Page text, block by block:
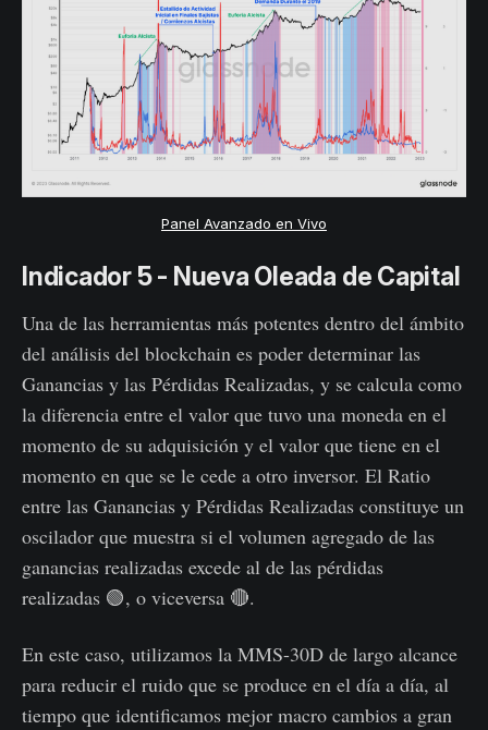
Panel Avanzado en Vivo
Indicador 5 - Nueva Oleada de Capital
Una de las herramientas más potentes dentro del ámbito
del análisis del blockchain es poder determinar las
Ganancias y las Pérdidas Realizadas, y se calcula como
la diferencia entre el valor que tuvo una moneda en el
momento de su adquisición y el valor que tiene en el
momento en que se le cede a otro inversor. El Ratio
entre las Ganancias y Pérdidas Realizadas constituye un
oscilador que muestra si el volumen agregado de las
ganancias realizadas excede al de las pérdidas
realizadas 🟢, o viceversa 🔴.
En este caso, utilizamos la MMS-30D de largo alcance
para reducir el ruido que se produce en el día a día, al
tiempo que identificamos mejor macro cambios a gran